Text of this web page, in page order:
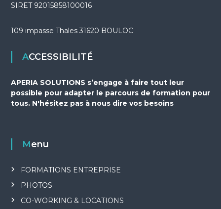
SIRET 92015858100016
109 impasse Thales 31620 BOULOC
ACCESSIBILITÉ
APERIA SOLUTIONS s’engage à faire tout leur
possible pour adapter le parcours de formation pour
tous. N'hésitez pas à nous dire vos besoins
Menu
FORMATIONS ENTREPRISE
PHOTOS
CO-WORKING & LOCATIONS